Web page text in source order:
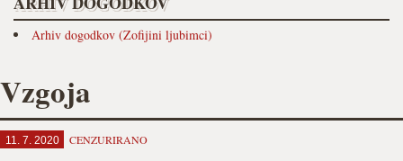
Arhiv dogodkov (Zofijini ljubimci)
Vzgoja
11. 7. 2020 CENZURIRANO